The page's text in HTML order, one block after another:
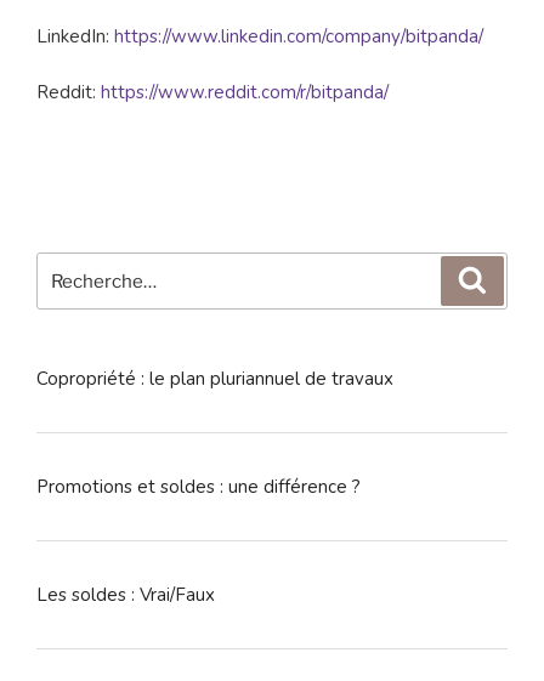
LinkedIn: https://www.linkedin.com/company/bitpanda/
Reddit: https://www.reddit.com/r/bitpanda/
pour
Copropriété : le plan pluriannuel de travaux
Promotions et soldes : une différence ?
Les soldes : Vrai/Faux